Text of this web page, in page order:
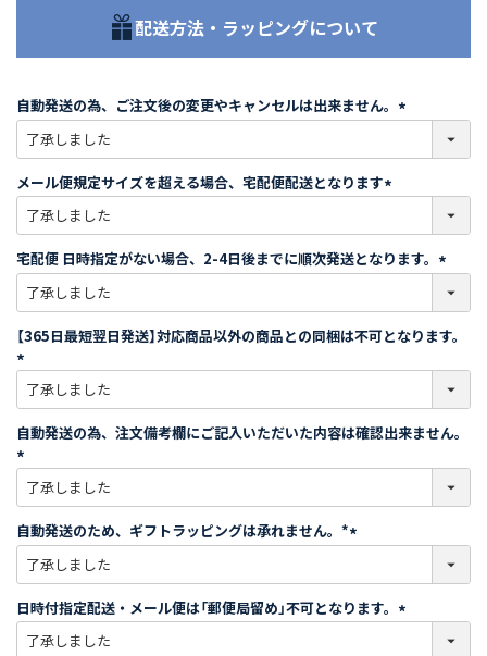
配送方法・ラッピングについて
自動発送の為、ご注文後の変更やキャンセルは出来ません。
必
)
メール便規定サイズを超える場合、宅配便配送となります
必
須
)
宅配便 日時指定がない場合、2-4日後までに順次発送となります。
必
須
)
【365日最短翌日発送】対応商品以外の商品との同梱は不可となります。
必
須
)
自動発送の為、注文備考欄にご記入いただいた内容は確認出来ません。
必
須
)
自動発送のため、ギフトラッピングは承れません。*
必
須
)
日時付指定配送・メール便は「郵便局留め」不可となります。